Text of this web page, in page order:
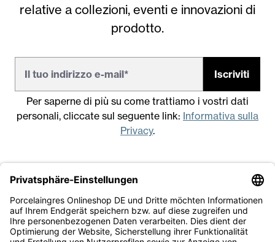
relative a collezioni, eventi e innovazioni di
prodotto.
Iscriviti
Per saperne di più su come trattiamo i vostri dati
personali, cliccate sul seguente link: Informativa sulla
Privacy.
Note legali
Condizioni generali di vendita